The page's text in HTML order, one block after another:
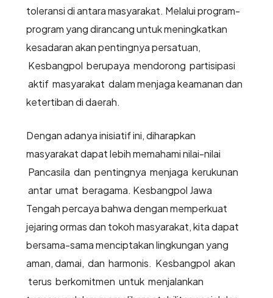
toleransi di antara masyarakat. Melalui program-
program yang dirancang untuk meningkatkan
kesadaran akan pentingnya persatuan,
Kesbangpol berupaya mendorong partisipasi
aktif masyarakat dalam menjaga keamanan dan
ketertiban di daerah.
Dengan adanya inisiatif ini, diharapkan
masyarakat dapat lebih memahami nilai-nilai
Pancasila dan pentingnya menjaga kerukunan
antar umat beragama. Kesbangpol Jawa
Tengah percaya bahwa dengan memperkuat
jejaring ormas dan tokoh masyarakat, kita dapat
bersama-sama menciptakan lingkungan yang
aman, damai, dan harmonis. Kesbangpol akan
terus berkomitmen untuk menjalankan